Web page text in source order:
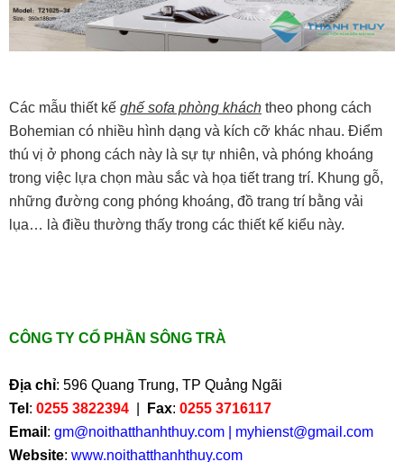
Các mẫu thiết kế ghế sofa phòng khách theo phong cách
Bohemian có nhiều hình dạng và kích cỡ khác nhau. Điểm
thú vị ở phong cách này là sự tự nhiên, và phóng khoáng
trong việc lựa chọn màu sắc và họa tiết trang trí. Khung gỗ,
những đường cong phóng khoáng, đồ trang trí bằng vải
lụa… là điều thường thấy trong các thiết kế kiểu này.
CÔNG TY CỔ PHẦN SÔNG TRÀ
Địa chỉ: 596 Quang Trung, TP Quảng Ngãi
Tel : 0255 3822394 Fax: 0255 3716117
Email : gm@noithatthanhthuy.com
myhienst@gmail.com
Website: www.noithatthanhthuy.com